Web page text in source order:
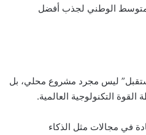
الوطني لجذب أفضل
ليس مجرد مشروع محلي، بل
التكنولوجية العالمية.
في مجالات مثل الذكاء